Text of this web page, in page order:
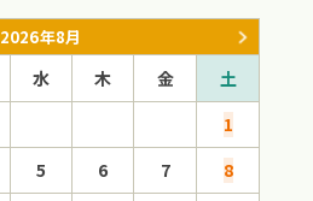
2026年8月
水 木 金
土
1
5 6 7
8